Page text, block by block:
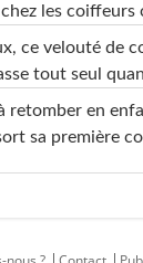
les coiffeurs
ce velouté de
tout seul
retomber en
sa première